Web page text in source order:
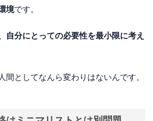
境です。
自分にとっての必要性を最小限に考え
間としてなんら変わりはないんです。